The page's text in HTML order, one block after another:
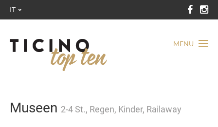
MENU
IT
Museen 2-4 St., Regen, Kinder, Railaway